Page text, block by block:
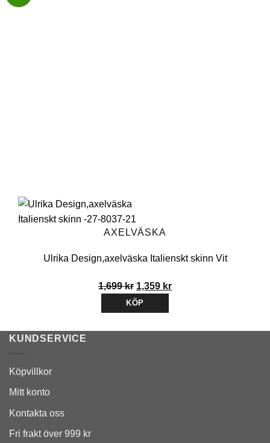
AXELVÄSKA
Ulrika Design,axelväska Italienskt skinn Vit
1,699kr Det
ursprungliga
priset
var:
1,359 krDet
är:
KÖP
KUNDSERVICE
Köpvillkor
Mitt konto
Kontakta oss
Fri frakt över 999 kr